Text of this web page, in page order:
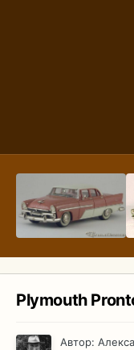
Plymouth
Автор: